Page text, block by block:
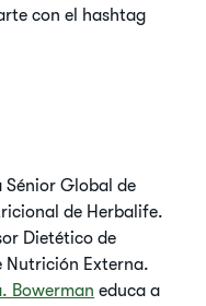
con el hashtag
Sénior Global de
de Herbalife.
Dietético de
Nutrición Externa.
Bowerman educa a